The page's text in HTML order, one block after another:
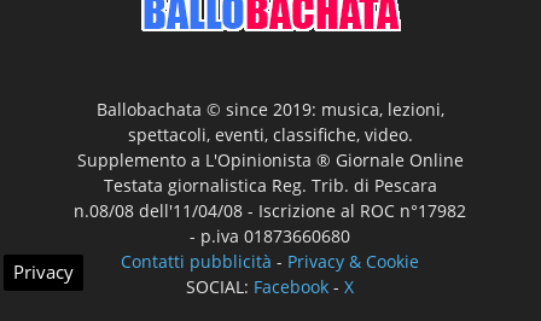
Ballobachata © since 2019: musica, lezioni,
spettacoli, eventi, classifiche, video.
Supplemento a L'Opinionista ® Giornale Online
Testata giornalistica Reg. Trib. di Pescara
n.08/08 dell'11/04/08 - Iscrizione al ROC n°17982
- p.iva 01873660680
Contatti pubblicità - Privacy & Cookie
SOCIAL: Facebook -X
Privacy